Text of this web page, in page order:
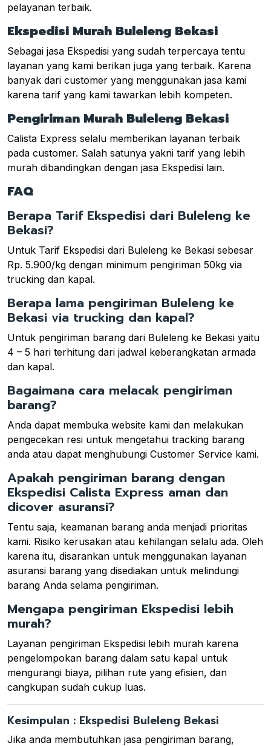
pelayanan terbaik.
Ekspedisi Murah Buleleng Bekasi
Sebagai jasa Ekspedisi yang sudah terpercaya tentu
layanan yang kami berikan juga yang terbaik. Karena
banyak dari customer yang menggunakan jasa kami
karena tarif yang kami tawarkan lebih kompeten.
Pengiriman Murah Buleleng Bekasi
Calista Express selalu memberikan layanan terbaik
pada customer. Salah satunya yakni tarif yang lebih
murah dibandingkan dengan jasa Ekspedisi lain.
FAQ
Berapa Tarif Ekspedisi dari Buleleng ke
Bekasi?
Untuk Tarif Ekspedisi dari Buleleng ke Bekasi sebesar
Rp. 5.900/kg dengan minimum pengiriman 50kg via
trucking dan kapal.
Berapa lama pengiriman Buleleng ke
Bekasi via trucking dan kapal?
Untuk pengiriman barang dari Buleleng ke Bekasi yaitu
4 – 5 hari terhitung dari jadwal keberangkatan armada
dan kapal.
Bagaimana cara melacak pengiriman
barang?
Anda dapat membuka website kami dan melakukan
pengecekan resi untuk mengetahui tracking barang
anda atau dapat menghubungi Customer Service kami.
Apakah pengiriman barang dengan
Ekspedisi Calista Express aman dan
dicover asuransi?
Tentu saja, keamanan barang anda menjadi prioritas
kami. Risiko kerusakan atau kehilangan selalu ada. Oleh
karena itu, disarankan untuk menggunakan layanan
asuransi barang yang disediakan untuk melindungi
barang Anda selama pengiriman.
Mengapa pengiriman Ekspedisi lebih
murah?
Layanan pengiriman Ekspedisi lebih murah karena
pengelompokan barang dalam satu kapal untuk
mengurangi biaya, pilihan rute yang efisien, dan
cangkupan sudah cukup luas.
Kesimpulan : Ekspedisi Buleleng Bekasi
Jika anda membutuhkan jasa pengiriman barang,